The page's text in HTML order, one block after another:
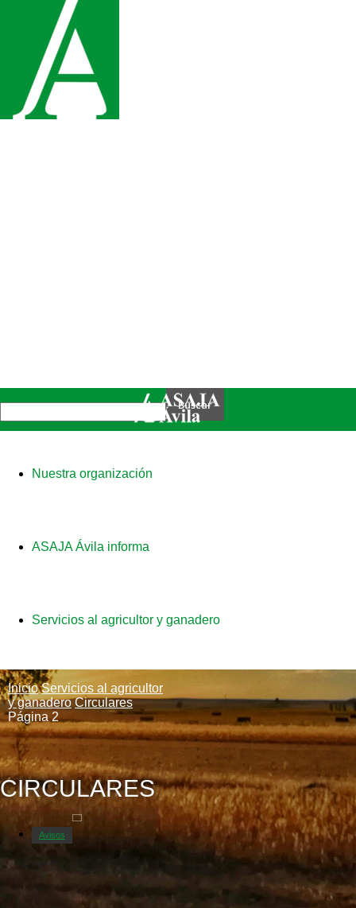
Nuestra organización
ASAJA Ávila informa
Servicios al agricultor y ganadero
Inicio Servicios al agricultor
y ganadero Circulares
Página 2
CIRCULARES
Avisos